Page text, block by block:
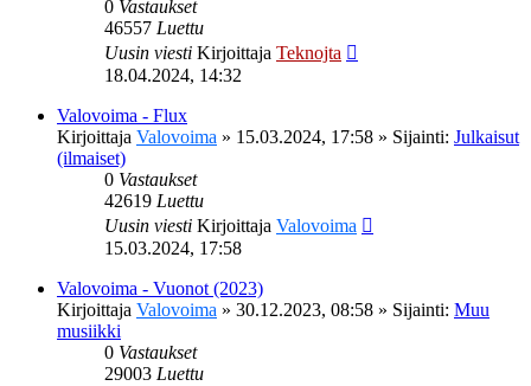
0 Vastaukset
46557 Luettu
Uusin viesti Kirjoittaja Teknojta
18.04.2024, 14:32
Valovoima - Flux
Kirjoittaja Valovoima » 15.03.2024, 17:58 » Sijainti: Julkaisut
(ilmaiset)
0 Vastaukset
42619 Luettu
Uusin viesti Kirjoittaja Valovoima
15.03.2024, 17:58
Valovoima - Vuonot (2023)
Kirjoittaja Valovoima » 30.12.2023, 08:58 » Sijainti: Muu
musiikki
0 Vastaukset
29003 Luettu